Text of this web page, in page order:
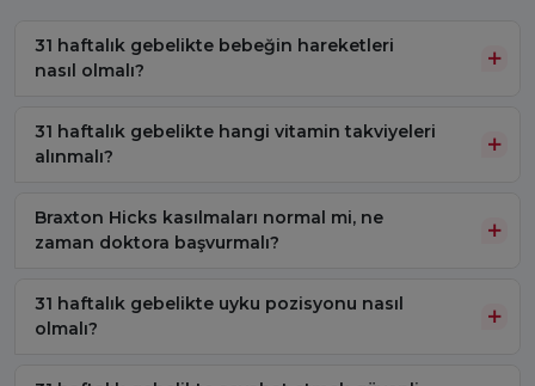
31 haftalık gebelikte bebeğin hareketleri
nasıl olmalı?
31 haftalık gebelikte hangi vitamin takviyeleri
alınmalı?
Braxton Hicks kasılmaları normal mi, ne
zaman doktora başvurmalı?
31 haftalık gebelikte uyku pozisyonu nasıl
olmalı?